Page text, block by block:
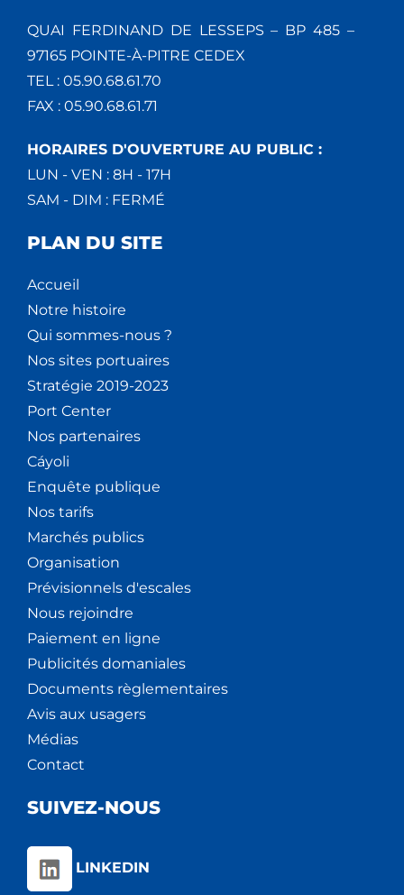
QUAI FERDINAND DE LESSEPS – BP 485 –
97165 POINTE-À-PITRE CEDEX
TEL : 05.90.68.61.70
FAX : 05.90.68.61.71
HORAIRES D'OUVERTURE AU PUBLIC :
LUN - VEN : 8H - 17H
SAM - DIM : FERMÉ
PLAN DU SITE
Accueil
Notre histoire
Qui sommes-nous ?
Nos sites portuaires
Stratégie 2019-2023
Port Center
Nos partenaires
Cáyoli
Enquête publique
Nos tarifs
Marchés publics
Organisation
Prévisionnels d'escales
Nous rejoindre
Paiement en ligne
Publicités domaniales
Documents règlementaires
Avis aux usagers
Médias
Contact
SUIVEZ-NOUS
LINKEDIN